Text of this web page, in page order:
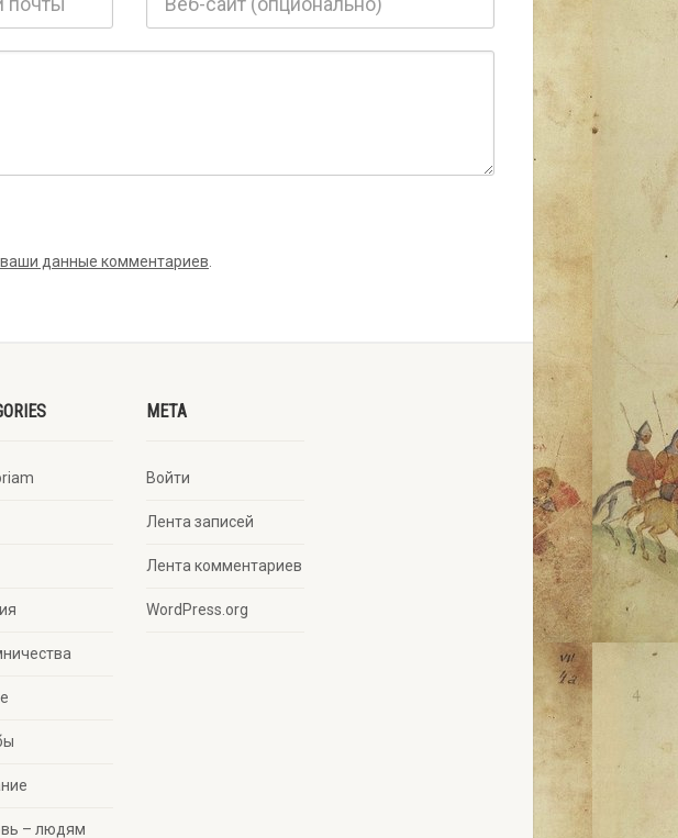
данные комментариев
– людям
META
Войти
Лента записей
Лента комментариев
WordPress.org